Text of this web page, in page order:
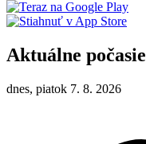
Aktuálne počasie
dnes, piatok 7. 8. 2026